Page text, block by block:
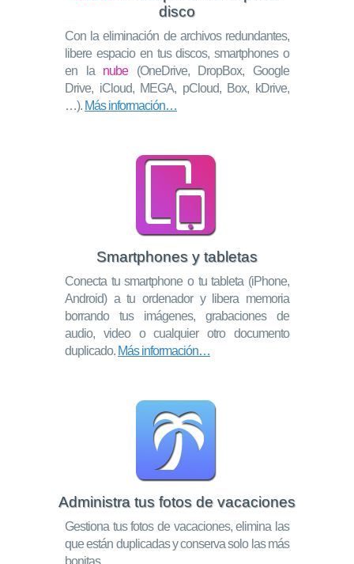
disco
Con la eliminación de archivos redundantes,
libere espacio en tus discos, smartphones o
en la nube(OneDrive, DropBox, Google
Drive, iCloud, MEGA, pCloud, Box, kDrive,
…). Más información…
Smartphones y tabletas
Conecta tu smartphone o tu tableta (iPhone,
Android) a tu ordenador y libera memoria
borrando tus imágenes, grabaciones de
audio, video o cualquier otro documento
duplicado. Más información…
Administra tus fotos de vacaciones
Gestiona tus fotos de vacaciones, elimina las
que están duplicadas y conserva solo las más
bonitas.